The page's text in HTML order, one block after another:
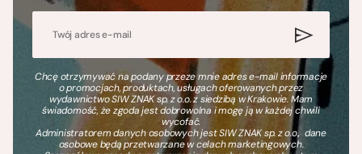
Chcę otrzymywać na podany przeze mnie adres e-mail informacje
o promocjach, produktach, usługach oferowanych przez
wydawnictwo SIW ZNAK sp. z o.o. z siedzibą w Krakowie. Mam
świadomość, że zgoda jest dobrowolna i mogę ją w każdej chwili
wycofać.
Administratorem danych osobowych jest SIW ZNAK sp. z o.o., dane
osobowe będą przetwarzane w celach marketingowych.